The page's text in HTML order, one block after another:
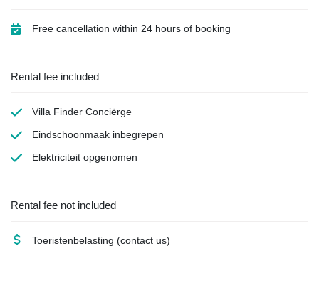
Free cancellation within 24 hours of booking
Rental fee included
Villa Finder Conciërge
Eindschoonmaak inbegrepen
Elektriciteit opgenomen
Rental fee not included
Toeristenbelasting (contact us)